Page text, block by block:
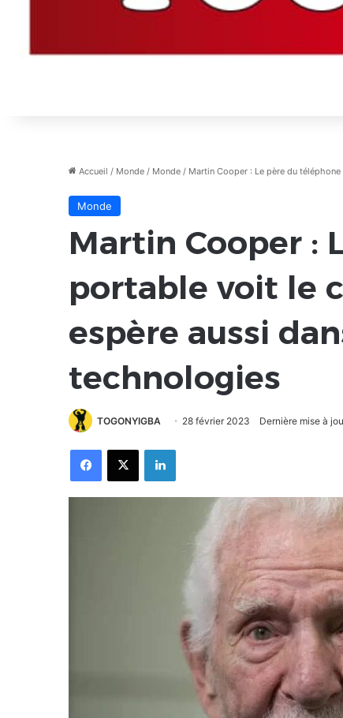
Accueil / Monde / Monde / Martin Cooper : Le père du
Monde
Martin Cooper :
portable voit le
espère aussi
technologies
TOGONYIGBA 28 février 2023 Dernière mise à
FacebookX Linkedin